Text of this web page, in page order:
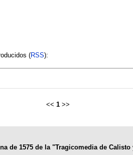
(RSS):
<< 1 >>
1575 de la "Tragicomedia de Calisto